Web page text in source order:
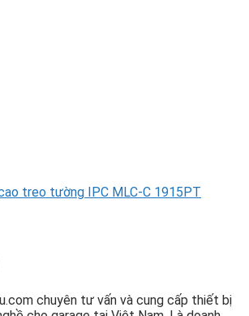
treo tường IPC MLC-C 1915PT
chuyên tư vấn và cung cấp thiết bị